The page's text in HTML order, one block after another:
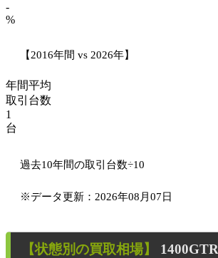
-
%
【2016年間 vs 2026年】
年間平均
取引台数
1
台
過去10年間の取引台数÷10
※データ更新：2026年08月07日
【状態別の買取相場】